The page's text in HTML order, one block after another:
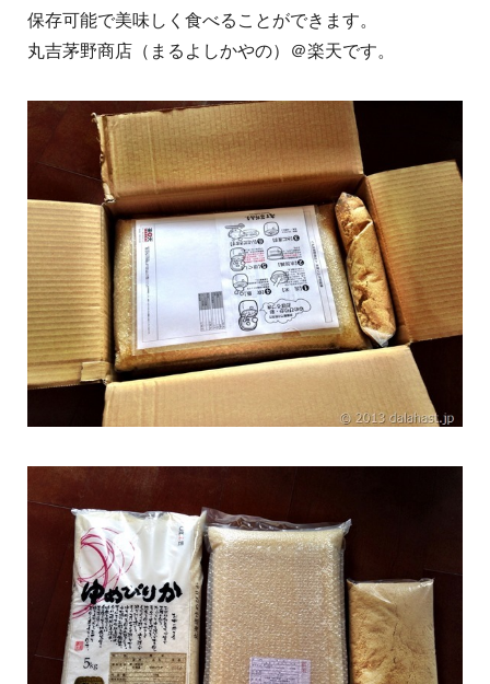
保存可能で美味しく食べることができます。
丸吉茅野商店（まるよしかやの）＠楽天です。